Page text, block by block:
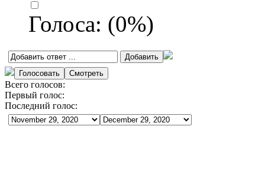
Голоса: (0%)
Всего голосов:
Первый голос:
Последний голос: